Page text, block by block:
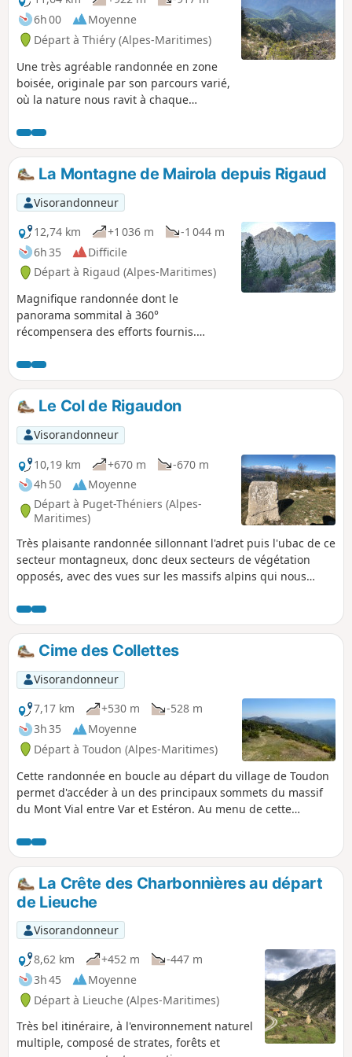
vue à 360° depuis la cime de la Cacia est
extraordinaire !
6h 00
Moyenne
Départ à Thiéry (Alpes-Maritimes)
Une très agréable randonnée en zone
boisée, originale par son parcours varié,
où la nature nous ravit à chaque
rocheuse est magnifique et
impressionnant.
La Montagne de Mairola depuis Rigaud
Visorandonneur
12,74 km
+1 036 m
-1 044 m
6h 35
Difficile
Départ à Rigaud (Alpes-Maritimes)
Magnifique randonnée dont le
panorama sommital à 360°
récompensera des efforts fournis.
remarques d'attention dans le § Infos
pratiques ci-dessous.
Le Col de Rigaudon
Visorandonneur
10,19 km
+670 m
-670 m
4h 50
Moyenne
Départ à Puget-Théniers (Alpes-
Maritimes)
Très plaisante randonnée sillonnant l'adret puis l'ubac de ce
secteur montagneux, donc deux secteurs de végétation
opposés, avec des vues sur les massifs alpins qui nous
Cime des Collettes
Visorandonneur
7,17 km
+530 m
-528 m
3h 35
Moyenne
Départ à Toudon (Alpes-Maritimes)
Cette randonnée en boucle au départ du village de Toudon
permet d'accéder à un des principaux sommets du massif
du Mont Vial entre Var et Estéron. Au menu de cette
genêts, restanques herbeuses de campagnes
abandonnées, passage un peu escarpé au pied d'une
falaise de calcaire, panoramas sur le Cheiron, la vallée du
Var, le Mercantour... et même jusqu'à Nice et la mer par
temps clair.
La Crête des Charbonnières au départ
de Lieuche
Visorandonneur
8,62 km
+452 m
-447 m
3h 45
Moyenne
Départ à Lieuche (Alpes-Maritimes)
Très bel itinéraire, à l'environnement naturel
multiple, composé de strates, forêts et